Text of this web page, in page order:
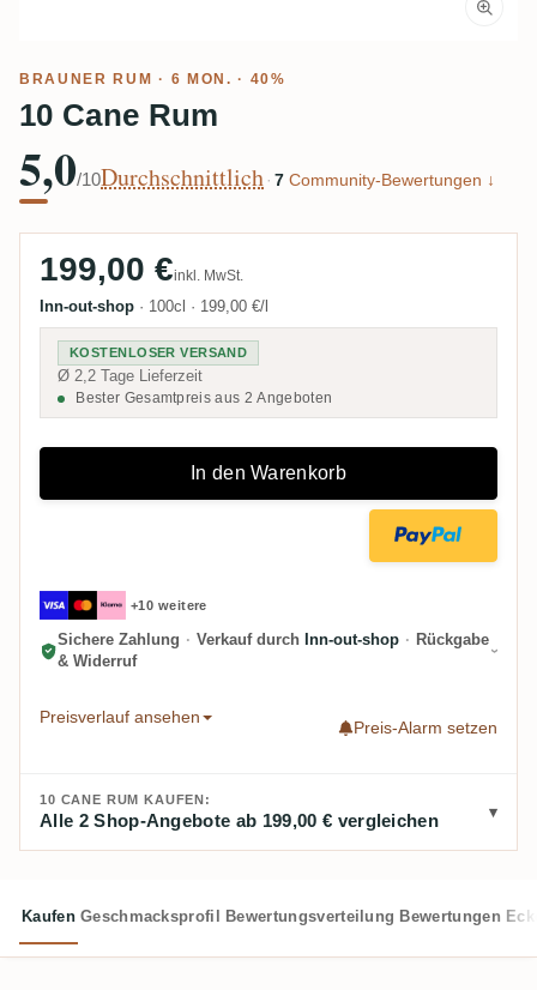
BRAUNER RUM · 6 MON. · 40%
10 Cane Rum
5,0/10Durchschnittlich · 7 Community-Bewertungen ↓
199,00 €inkl. MwSt.
Inn-out-shop · 100cl · 199,00 €/l
KOSTENLOSER VERSAND
Ø 2,2 Tage Lieferzeit
Bester Gesamtpreis aus 2 Angeboten
In den Warenkorb
+10 weitere
Sichere Zahlung · Verkauf durch Inn-out-shop · Rückgabe
& Widerruf
Preisverlauf ansehen
Preis-Alarm setzen
10 CANE RUM KAUFEN:
Alle 2 Shop-Angebote ab 199,00 € vergleichen
Kaufen Geschmacksprofil Bewertungsverteilung Bewertungen